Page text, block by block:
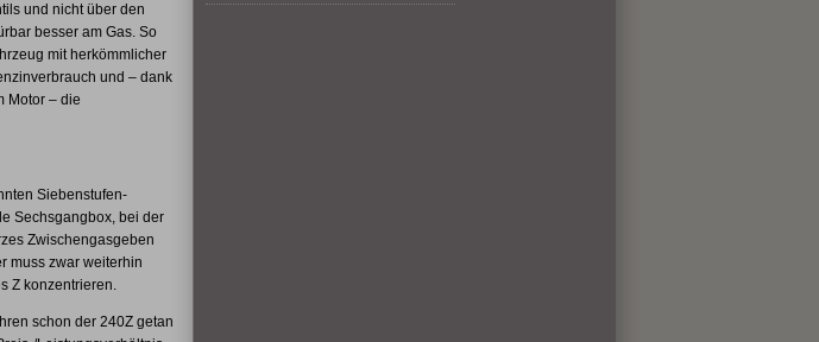
und nicht über den
besser am Gas. So
mit herkömmlicher
und – dank
Motor – die
Siebenstufen-
Sechsgangbox, bei der
Zwischengasgeben
muss zwar weiterhin
Z konzentrieren.
schon der 240Z getan